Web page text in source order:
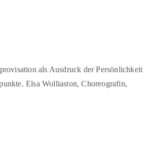
als Ausdruck der Persönlichkeit
Elsa Wolliaston, Choreografin,